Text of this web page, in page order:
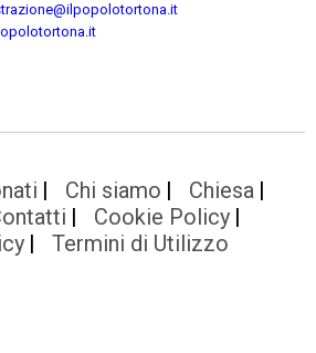
Chi siamo
Chiesa
Cookie Policy
Termini di Utilizzo